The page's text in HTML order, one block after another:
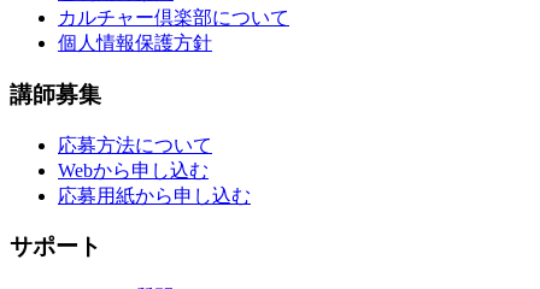
カルチャー倶楽部について
個人情報保護方針
講師募集
応募方法について
Webから申し込む
応募用紙から申し込む
サポート